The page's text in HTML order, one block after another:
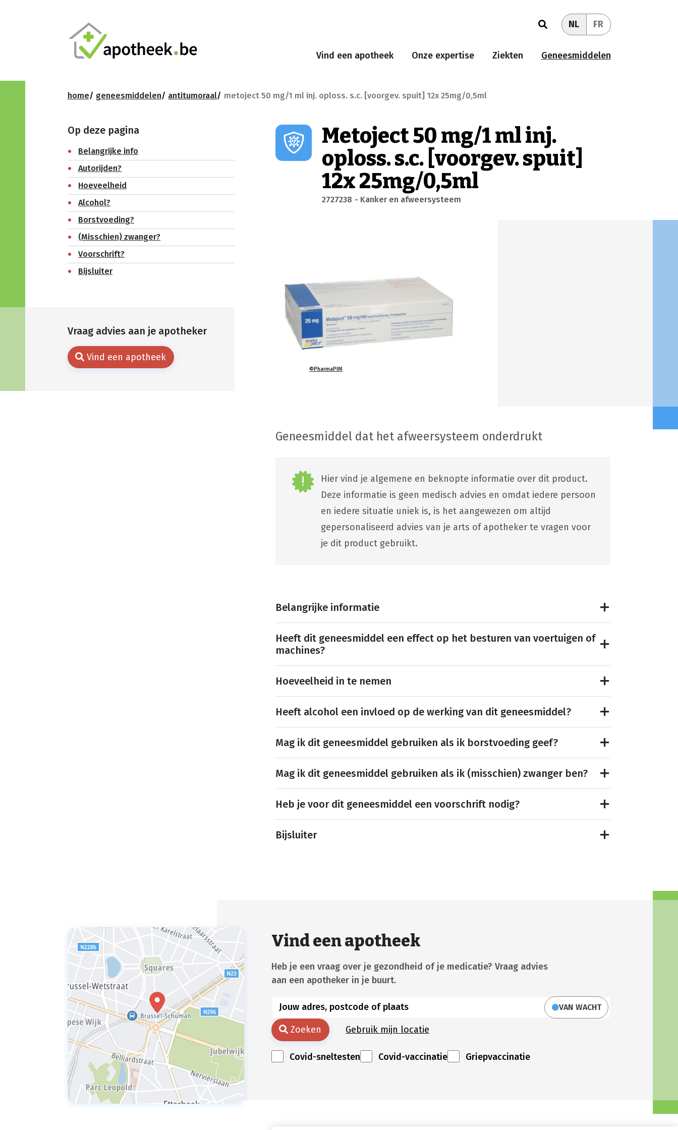
NL FR
Vind een apotheek Onze expertise Ziekten Geneesmiddelen
home geneesmiddelen antitumoraal metoject 50 mg/1 ml inj. oploss. s.c. [voorgev. spuit] 12x 25mg/0,5ml
Vraag advies aan je apotheker
Vind een apotheek
Op deze pagina
Belangrijke info
Autorijden?
Hoeveelheid
Alcohol?
Borstvoeding?
(Misschien) zwanger?
Voorschrift?
Bijsluiter
Metoject 50 mg/1 ml inj.
oploss. s.c. [voorgev. spuit]
12x 25mg/0,5ml
2727238 - Kanker en afweersysteem
©PharmaPIM
Geneesmiddel dat het afweersysteem onderdrukt
Hier vind je algemene en beknopte informatie over dit product.
Deze informatie is geen medisch advies en omdat iedere persoon
en iedere situatie uniek is, is het aangewezen om altijd
gepersonaliseerd advies van je arts of apotheker te vragen voor
je dit product gebruikt.
Belangrijke informatie
Heeft dit geneesmiddel een effect op het besturen van voertuigen of
machines?
Hoeveelheid in te nemen
Heeft alcohol een invloed op de werking van dit geneesmiddel?
Mag ik dit geneesmiddel gebruiken als ik borstvoeding geef?
Mag ik dit geneesmiddel gebruiken als ik (misschien) zwanger ben?
Heb je voor dit geneesmiddel een voorschrift nodig?
Bijsluiter
Vind een apotheek
Heb je een vraag over je gezondheid of je medicatie? Vraag advies
aan een apotheker in je buurt.
VAN WACHT
Zoeken Gebruik mijn locatie
Covid-sneltesten Covid-vaccinatie Griepvaccinatie